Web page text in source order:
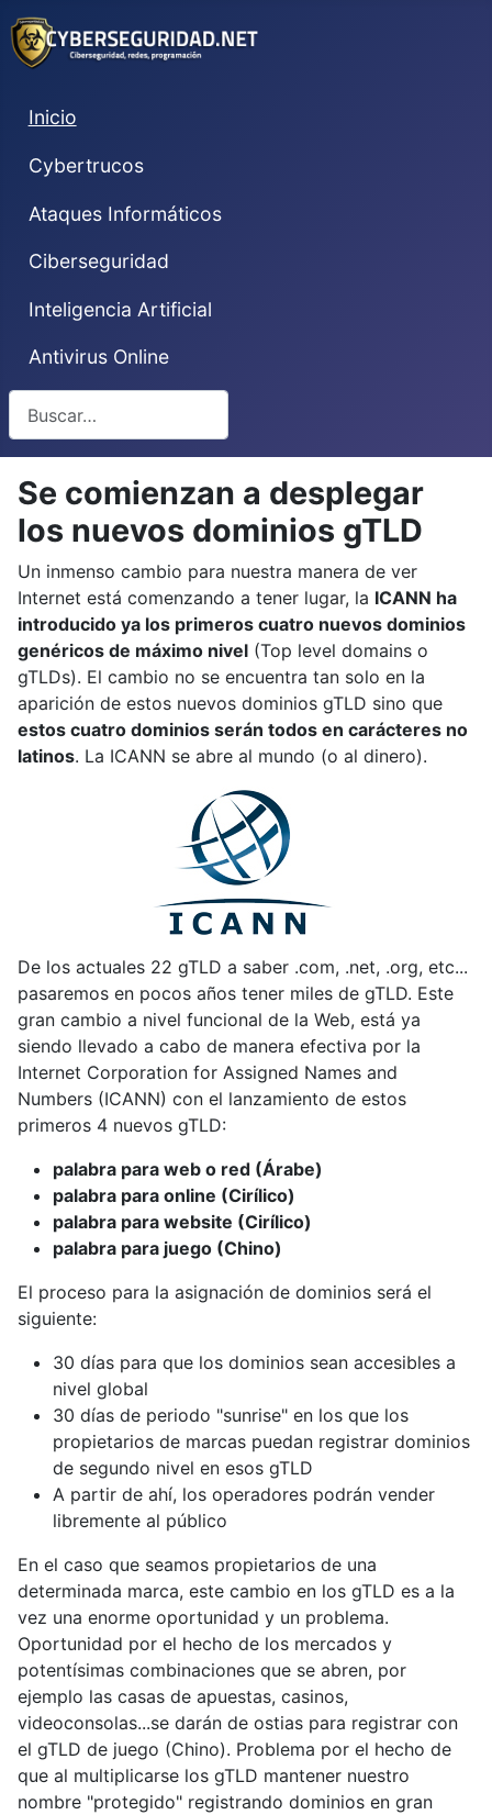
Inicio
Cybertrucos
Ataques Informáticos
Ciberseguridad
Inteligencia Artificial
Antivirus Online
Se comienzan a desplegar
los nuevos dominios gTLD
Un inmenso cambio para nuestra manera de ver
Internet está comenzando a tener lugar, la ICANN ha
introducido ya los primeros cuatro nuevos dominios
genéricos de máximo nivel (Top level domains o
gTLDs). El cambio no se encuentra tan solo en la
aparición de estos nuevos dominios gTLD sino que
estos cuatro dominios serán todos en carácteres no
latinos. La ICANN se abre al mundo (o al dinero).
De los actuales 22 gTLD a saber .com, .net, .org, etc...
pasaremos en pocos años tener miles de gTLD. Este
gran cambio a nivel funcional de la Web, está ya
siendo llevado a cabo de manera efectiva por la
Internet Corporation for Assigned Names and
Numbers (ICANN) con el lanzamiento de estos
primeros 4 nuevos gTLD:
palabra para web o red (Árabe)
palabra para online (Cirílico)
palabra para website (Cirílico)
palabra para juego (Chino)
El proceso para la asignación de dominios será el
siguiente:
30 días para que los dominios sean accesibles a
nivel global
30 días de periodo "sunrise" en los que los
propietarios de marcas puedan registrar dominios
de segundo nivel en esos gTLD
A partir de ahí, los operadores podrán vender
libremente al público
En el caso que seamos propietarios de una
determinada marca, este cambio en los gTLD es a la
vez una enorme oportunidad y un problema.
Oportunidad por el hecho de los mercados y
potentísimas combinaciones que se abren, por
ejemplo las casas de apuestas, casinos,
videoconsolas...se darán de ostias para registrar con
el gTLD de juego (Chino). Problema por el hecho de
que al multiplicarse los gTLD mantener nuestro
nombre "protegido" registrando dominios en gran